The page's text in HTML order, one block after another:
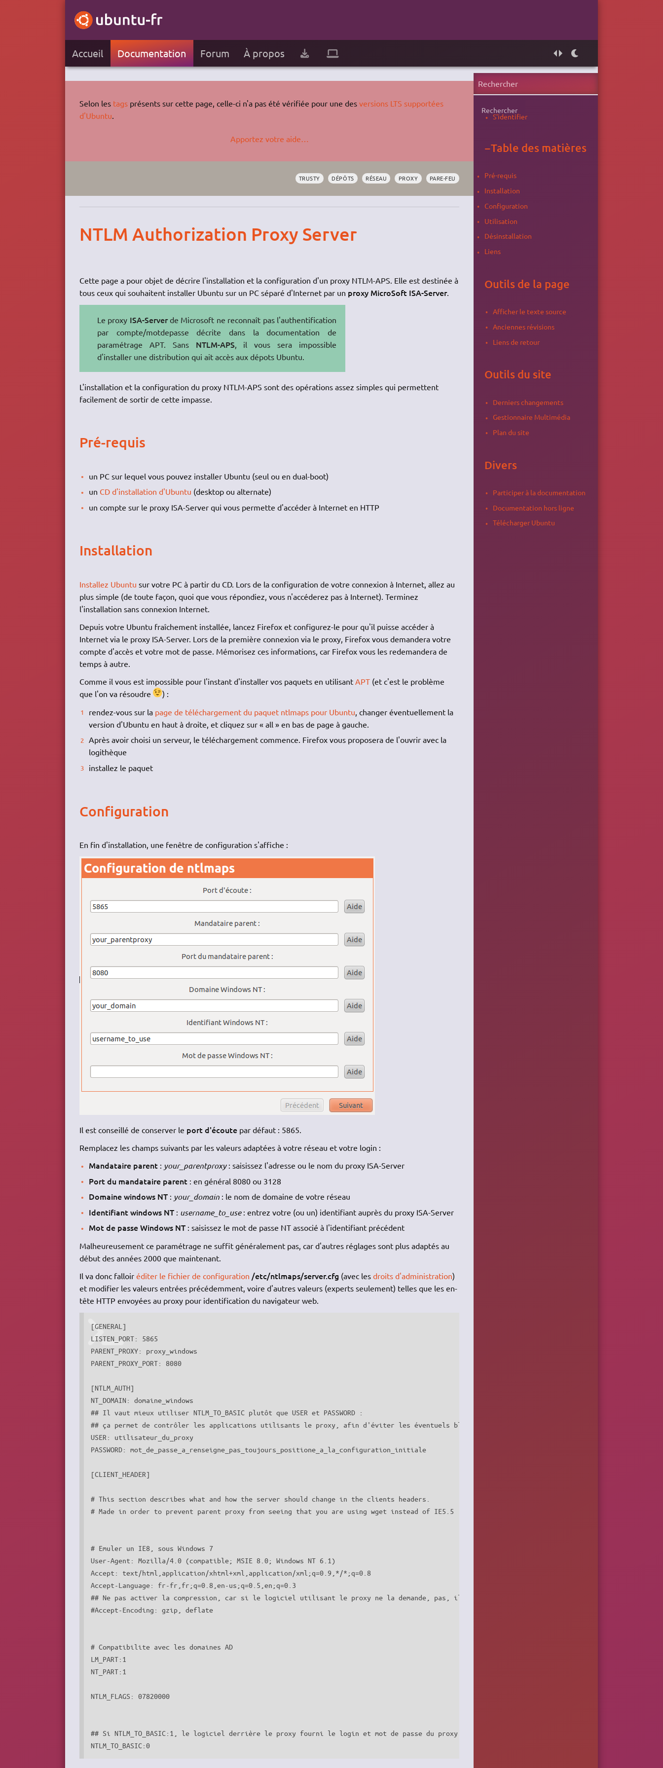
Accueil Documentation Forum À propos
Selon les tagsprésents sur cette page, celle-ci n'a pas été vérifiée pour une des versions LTS supportées
d'Ubuntu
Apportez votre aide…
TRUSTY DÉPÔTS RÉSEAU PROXY PARE-FEU
NTLM Authorization Proxy Server
Cette page a pour objet de décrire l'installation et la configuration d'un proxy NTLM-APS. Elle est destinée à
tous ceux qui souhaitent installer Ubuntu sur un PC séparé d'Internet par un proxy MicroSoft ISA-Server.
Le proxy ISA-Serverde Microsoft ne reconnaît pas l'authentification
par compte/motdepasse décrite dans la documentation de
paramétrage APT. Sans NTLM-APS, il vous sera impossible
d'installer une distribution qui ait accès aux dépots Ubuntu.
L'installation et la configuration du proxy NTLM-APS sont des opérations assez simples qui permettent
facilement de sortir de cette impasse.
Pré-requis
un PC sur lequel vous pouvez installer Ubuntu (seul ou en dual-boot)
un CD d'installation d'Ubuntu (desktop ou alternate)
un compte sur le proxy ISA-Server qui vous permette d'accéder à Internet en HTTP
Installation
Installez Ubuntu sur votre PC à partir du CD. Lors de la configuration de votre connexion à Internet, allez au
plus simple (de toute façon, quoi que vous répondiez, vous n'accéderez pas à Internet). Terminez
l'installation sans connexion Internet.
Depuis votre Ubuntu fraîchement installée, lancez Firefox et configurez-le pour qu'il puisse accéder à
Internet via le proxy ISA-Server. Lors de la première connexion via le proxy, Firefox vous demandera votre
compte d'accès et votre mot de passe. Mémorisez ces informations, car Firefox vous les redemandera de
temps à autre.
Comme il vous est impossible pour l'instant d'installer vos paquets en utilisant APT(et c'est le problème
que l'on va résoudre
) :
rendez-vous sur la page de téléchargement du paquet ntlmaps pour Ubuntu, changer éventuellement la
version d'Ubuntu en haut à droite, et cliquez sur « all » en bas de page à gauche.
Après avoir choisi un serveur, le téléchargement commence. Firefox vous proposera de l'ouvrir avec la
logithèque
installez le paquet
Configuration
En fin d'installation, une fenêtre de configuration s'affiche :
Il est conseillé de conserver le port d'écoutepar défaut : 5865.
Remplacez les champs suivants par les valeurs adaptées à votre réseau et votre login :
Mandataire parent : your_parentproxy: saisissez l'adresse ou le nom du proxy ISA-Server
Port du mandataire parent : en général 8080 ou 3128
Domaine windows NT : your_domain : le nom de domaine de votre réseau
Identifiant windows NT : username_to_use: entrez votre (ou un) identifiant auprès du proxy ISA-Server
Mot de passe Windows NT : saisissez le mot de passe NT associé à l'identifiant précédent
Malheureusement ce paramétrage ne suffit généralement pas, car d'autres réglages sont plus adaptés au
début des années 2000 que maintenant.
Il va donc falloir éditer le fichier de configuration /etc/ntlmaps/server.cfg(avec les droits d'administration)
et modifier les valeurs entrées précédemment, voire d'autres valeurs (experts seulement) telles que les en-
tête HTTP envoyées au proxy pour identification du navigateur web.
[GENERAL]
LISTEN_PORT: 5865
PARENT_PROXY: proxy_windows
PARENT_PROXY_PORT: 8080
[NTLM_AUTH]
NT_DOMAIN: domaine_windows
## Il vaut mieux utiliser NTLM_TO_BASIC plutôt que USER et PASSWORD :
## ça permet de contrôler les applications utilisants le proxy, afin d'éviter les éventuels blocages des comptes sur les proxy
USER: utilisateur_du_proxy
PASSWORD: mot_de_passe_a_renseigne_pas_toujours_positione_a_la_configuration_initiale
[CLIENT_HEADER]
# This section describes what and how the server should change in the clients headers.
# Made in order to prevent parent proxy from seeing that you are using wget instead of IE5.5
# Emuler un IE8, sous Windows 7
User-Agent: Mozilla/4.0 (compatible; MSIE 8.0; Windows NT 6.1)
Accept: text/html,application/xhtml+xml,application/xml;q=0.9,*/*;q=0.8
Accept-Language: fr-fr,fr;q=0.8,en-us;q=0.5,en;q=0.3
## Ne pas activer la compression, car si le logiciel utilisant le proxy ne la demande, pas, il ne saurait lire la réponse compressée
#Accept-Encoding: gzip, deflate
# Compatibilite avec les domaines AD
LM_PART:1
NT_PART:1
NTLM_FLAGS: 07820000
## Si NTLM_TO_BASIC:1, le logiciel derrière le proxy fourni le login et mot de passe du proxy (USER et PASSWORD deviennent inutiles).
NTLM_TO_BASIC:0
Rechercher
S'identifier
−Table des matières
Pré-requis
Installation
Configuration
Utilisation
Désinstallation
Liens
Outils de la page
Afficher le texte source
Anciennes révisions
Liens de retour
Outils du site
Derniers changements
Gestionnaire Multimédia
Plan du site
Divers
Participer à la documentation
Documentation hors ligne
Télécharger Ubuntu